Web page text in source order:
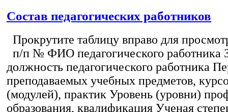
Состав педагогических работников
Прокрутите таблицу вправо для
п/п № ФИО педагогического работника
должность педагогического работника
преподаваемых учебных предметов,
(модулей), практик Уровень (уровни)
образования, квалификация Ученая